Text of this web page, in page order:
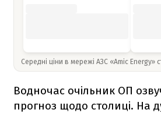
Середні ціни в мережі АЗС «Amic Energy»
Водночас очільник ОП
прогноз щодо столиці. На